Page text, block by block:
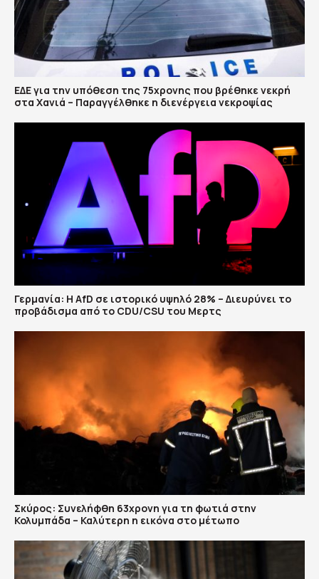
ΕΔΕ για την υπόθεση της 75χρονης που βρέθηκε νεκρή
στα Χανιά – Παραγγέλθηκε η διενέργεια νεκροψίας
Γερμανία: Η AfD σε ιστορικό υψηλό 28% – Διευρύνει το
προβάδισμα από το CDU/CSU του Μερτς
Σκύρος: Συνελήφθη 63χρονη για τη φωτιά στην
Κολυμπάδα – Καλύτερη η εικόνα στο μέτωπο